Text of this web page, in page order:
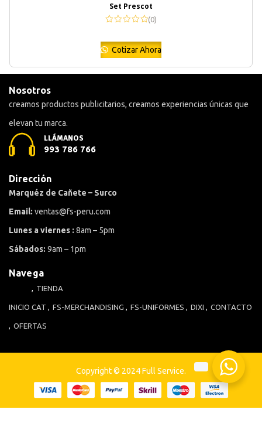
Set Prescot
(0)
Cotizar Ahora
Nosotros
creamos productos publicitarios, creamos experiencias únicas que
elevan tu marca.
LLÁMANOS
993 786 766
Dirección
Marquéz de Cañete – Surco
Email: ventas@fs-peru.com
Lunes a viernes : 8am – 5pm
Sábados: 9am – 1pm
Navega
INICIO
TIENDA
CAT FS-MERCHANDISING FS-UNIFORMES DIXI CONTACTO
OFERTAS
Copyright © 2024 Full Service.